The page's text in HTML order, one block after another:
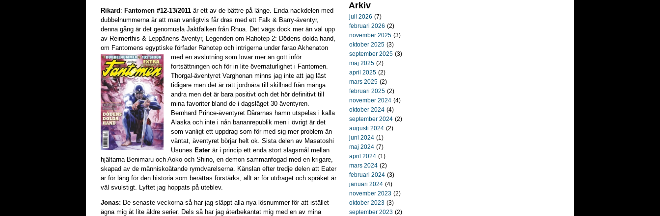
Rikard : Fantomen #12-13/2011 är ett av de bättre på länge. Enda nackdelen med
dubbelnummerna är att man vanligtvis får dras med ett Falk & Barry-äventyr,
denna gång är det genomusla Jaktfalken från Rhua. Det vägs dock mer än väl upp
av Reimerthis & Leppänens äventyr, Legenden om Rahotep 2: Dödens dolda hand,
om Fantomens egyptiske förfader Rahotep och intrigerna under farao Akhenaton
med en avslutning som lovar mer än gott inför
fortsättningen och för in lite övernaturlighet i Fantomen.
Thorgal-äventyret Varghonan minns jag inte att jag läst
tidigare men det är rätt jordnära till skillnad från många
andra men det är bara positivt och det hör definitivt till
mina favoriter bland de i dagsläget 30 äventyren.
Bernhard Prince-äventyret Dårarnas hamn utspelas i kalla
Alaska och inte i nån bananrepublik men i övrigt är det
som vanligt ett uppdrag som för med sig mer problem än
väntat, äventyret börjar helt ok. Sista delen av Masatoshi
Usunes Eater är i princip ett enda stort slagsmål mellan
hjältarna Benimaru och Aoko och Shino, en demon sammanfogad med en krigare,
skapad av de människoätande rymdvarelserna. Känslan efter tredje delen att Eater
är för lång för den historia som berättas förstärks, allt är för utdraget och språket är
väl svulstigt. Lyftet jag hoppats på uteblev.
Jonas: De senaste veckorna så har jag släppt alla nya lösnummer för att istället
ägna mig åt lite äldre serier. Dels så har jag återbekantat mig med en av mina
Arkiv
juli 2026 (7)
februari 2026 (2)
november 2025 (3)
oktober 2025 (3)
september 2025 (3)
maj 2025 (2)
april 2025 (2)
mars 2025 (2)
februari 2025 (2)
november 2024 (4)
oktober 2024 (4)
september 2024 (2)
augusti 2024 (2)
juni 2024 (1)
maj 2024 (7)
april 2024 (1)
mars 2024 (2)
februari 2024 (3)
januari 2024 (4)
november 2023 (2)
oktober 2023 (3)
september 2023 (2)